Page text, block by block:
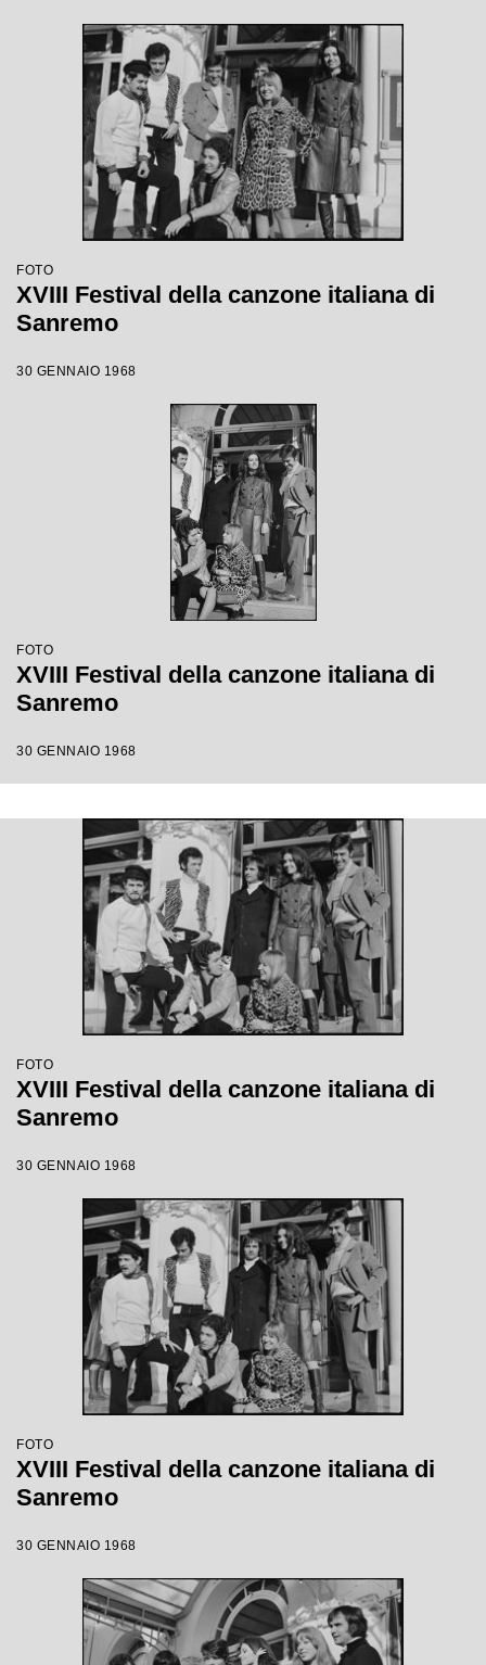
FOTO
XVIII Festival della canzone italiana di
Sanremo
30 GENNAIO 1968
FOTO
XVIII Festival della canzone italiana di
Sanremo
30 GENNAIO 1968
FOTO
XVIII Festival della canzone italiana di
Sanremo
30 GENNAIO 1968
FOTO
XVIII Festival della canzone italiana di
Sanremo
30 GENNAIO 1968